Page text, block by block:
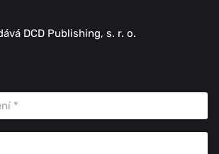
DCD Publishing, s. r. o.